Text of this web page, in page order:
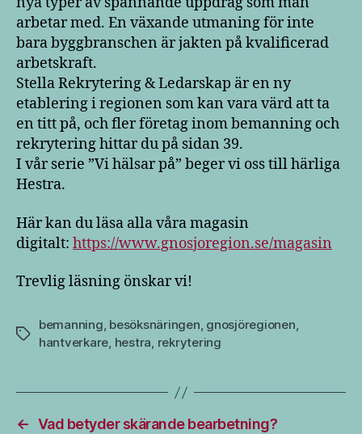
arbetar med. En växande utmaning för inte
bara byggbranschen är jakten på kvalificerad
arbetskraft.
Stella Rekrytering & Ledarskap är en ny
etablering i regionen som kan vara värd att ta
en titt på, och fler företag inom bemanning och
rekrytering hittar du på sidan 39.
I vår serie ”Vi hälsar på” beger vi oss till härliga
Hestra.
Här kan du läsa alla våra magasin
digitalt: https://www.gnosjoregion.se/magasin
Trevlig läsning önskar vi!
Etiketter
bemanning, besöksnäringen, gnosjöregionen,
hantverkare, hestra, rekrytering
← Vad betyder skärande bearbetning?